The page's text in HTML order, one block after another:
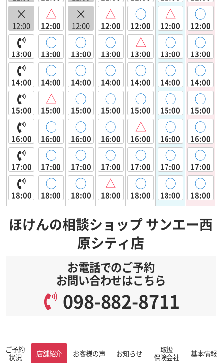
×
12:00
13:00
14:00
15:00
16:00
17:00
18:00
△
12:00
◯
13:00
◯
14:00
△
15:00
◯
16:00
◯
17:00
◯
18:00
×
12:00
◯
13:00
◯
14:00
◯
15:00
◯
16:00
◯
17:00
◯
18:00
△
12:00
◯
13:00
◯
14:00
◯
15:00
◯
16:00
◯
17:00
△
18:00
◯
12:00
△
13:00
◯
14:00
◯
15:00
△
16:00
◯
17:00
◯
18:00
△
12:00
◯
13:00
◯
14:00
◯
15:00
◯
16:00
◯
17:00
◯
18:00
◯
12:00
◯
13:00
◯
14:00
◯
15:00
◯
16:00
◯
17:00
◯
18:00
ほけんの相談ショップ サンエー西
原シティ店
お電話でのご予約
お問い合わせはこちら
098-882-8711
ご予約
状況
店舗紹介 お客様の声 お知らせ
取扱
保険会社
基本情報